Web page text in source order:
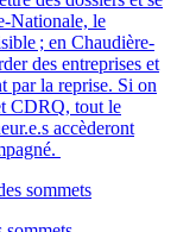
Nationale, le
; en Chaudière-
des entreprises et
par la reprise. Si on
CDRQ, tout le
accèderont